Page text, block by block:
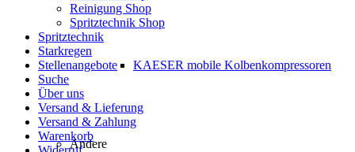
KAESER mobile Kolbenkompressoren
Andere
Reinigung Shop
Spritztechnik Shop
Spritztechnik
Starkregen
Stellenangebote
Suche
Über uns
Versand & Lieferung
Versand & Zahlung
Warenkorb